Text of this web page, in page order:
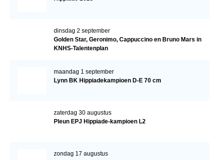
dinsdag 2 september
Golden Star, Geronimo, Cappuccino en Bruno Mars in
KNHS-Talentenplan
maandag 1 september
Lynn BK Hippiadekampioen D-E 70 cm
zaterdag 30 augustus
Pleun EPJ Hippiade-kampioen L2
zondag 17 augustus